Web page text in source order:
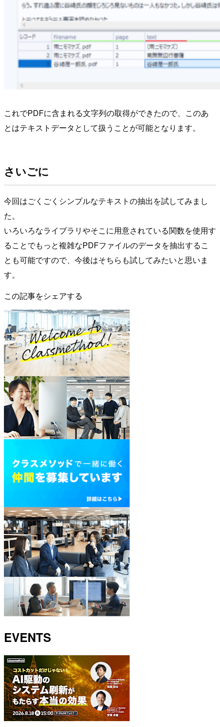
これでPDFに含まれる文字列の取得ができたので、このあ
とはテキストデータとして扱うことが可能となります。
さいごに
今回はごくごくシンプルなテキストの抽出を試してみまし
た。
いろいろなライブラリやそこに用意されている関数を使用す
ることでもっと複雑なPDFファイルのデータを抽出するこ
とも可能ですので、今後はそちらも試してみたいと思いま
す。
この記事をシェアする
EVENTS